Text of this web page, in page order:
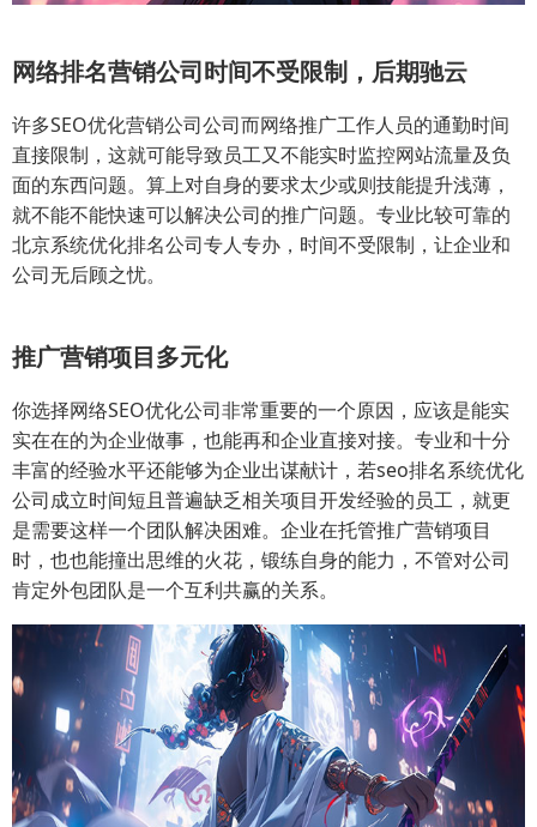
网络排名营销公司时间不受限制，后期驰云
许多SEO优化营销公司公司而网络推广工作人员的通勤时间
直接限制，这就可能导致员工又不能实时监控网站流量及负
面的东西问题。算上对自身的要求太少或则技能提升浅薄，
就不能不能快速可以解决公司的推广问题。专业比较可靠的
北京系统优化排名公司专人专办，时间不受限制，让企业和
公司无后顾之忧。
推广营销项目多元化
你选择网络SEO优化公司非常重要的一个原因，应该是能实
实在在的为企业做事，也能再和企业直接对接。专业和十分
丰富的经验水平还能够为企业出谋献计，若seo排名系统优化
公司成立时间短且普遍缺乏相关项目开发经验的员工，就更
是需要这样一个团队解决困难。企业在托管推广营销项目
时，也也能撞出思维的火花，锻练自身的能力，不管对公司
肯定外包团队是一个互利共赢的关系。